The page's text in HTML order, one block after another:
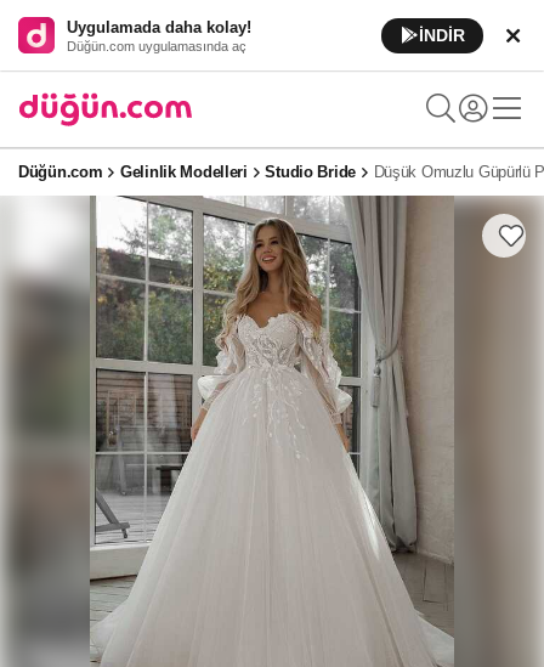
Uygulamada daha kolay!
Düğün.com uygulamasında aç
İNDİR
Düğün.com Gelinlik Modelleri Studio Bride Düşük Omuzlu Güpürlü